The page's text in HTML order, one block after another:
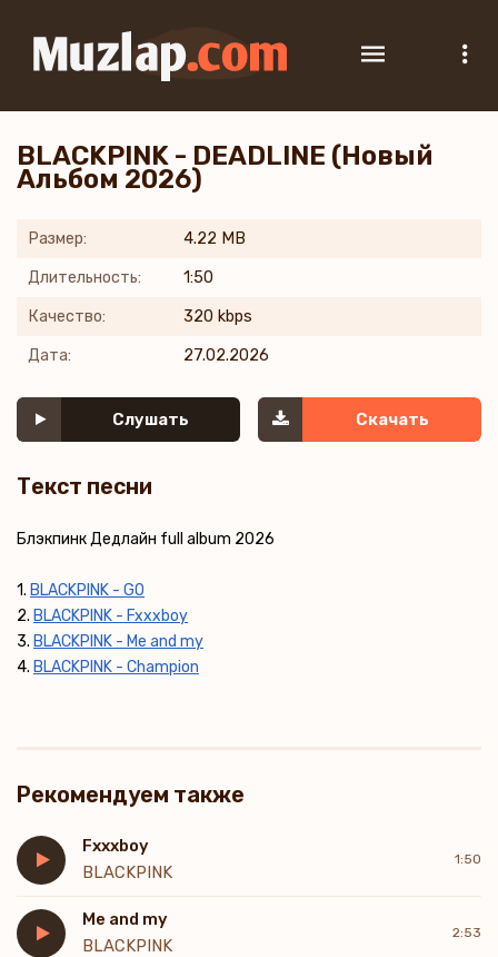
BLACKPINK - DEADLINE (Новый
Альбом 2026)
Размер: 4.22 MB
Длительность: 1:50
Качество: 320 kbps
Дата: 27.02.2026
Слушать Скачать
Текст песни
Блэкпинк Дедлайн full album 2026
1. BLACKPINK - GO
2. BLACKPINK - Fxxxboy
3. BLACKPINK - Me and my
4. BLACKPINK - Champion
Рекомендуем также
Fxxxboy
BLACKPINK
1:50
Me and my
BLACKPINK
2:53